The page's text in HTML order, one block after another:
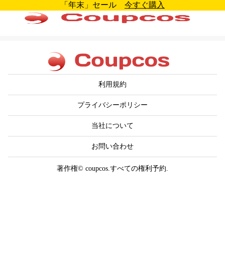
「年末」セール 今すぐ購入
利用規約
プライバシーポリシー
当社について
お問い合わせ
著作権© coupcos.すべての権利予約.